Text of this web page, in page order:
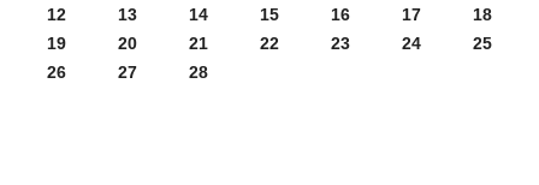
12
13 14 15 16 17
18
19
20 21 22 23 24
25
26
27 28